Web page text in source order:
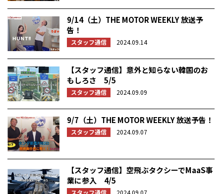
9/14（土）THE MOTOR WEEKLY 放送予
告！
スタッフ通信 2024.09.14
【スタッフ通信】意外と知らない韓国のお
もしろさ 5/5
スタッフ通信 2024.09.09
9/7（土）THE MOTOR WEEKLY 放送予告！
スタッフ通信 2024.09.07
【スタッフ通信】空飛ぶタクシーでMaaS事
業に参入 4/5
スタッフ通信 2024.09.07